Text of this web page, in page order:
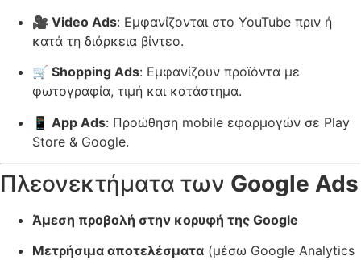
🎥 Video Ads: Εμφανίζονται στο YouTube πριν ή
κατά τη διάρκεια βίντεο.
🛒 Shopping Ads: Εμφανίζουν προϊόντα με
φωτογραφία, τιμή και κατάστημα.
📱 App Ads: Προώθηση mobile εφαρμογών σε Play
Store & Google.
Πλεονεκτήματα των Google Ads
Άμεση προβολή στην κορυφή της Google
Μετρήσιμα αποτελέσματα (μέσω Google Analytics